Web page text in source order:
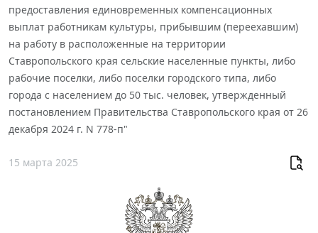
предоставления единовременных компенсационных
выплат работникам культуры, прибывшим (переехавшим)
на работу в расположенные на территории
Ставропольского края сельские населенные пункты, либо
рабочие поселки, либо поселки городского типа, либо
города с населением до 50 тыс. человек, утвержденный
постановлением Правительства Ставропольского края от 26
декабря 2024 г. N 778-п"
15 марта 2025